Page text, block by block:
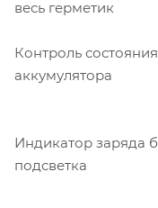
весь герметик
Контроль
аккумулятора
Индикатор заряда
подсветка